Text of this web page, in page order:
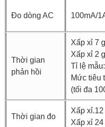
Đo dòng AC 100mA/
Thời gian
phản hồi
Xấp xỉ 7
Xấp xỉ 2
Tỉ lệ
Mức tiêu
(tối đa
Thời gian đo
Xấp
Xấp xỉ